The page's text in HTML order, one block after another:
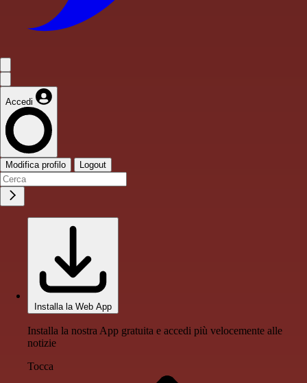
Accedi
Modifica profilo Logout
Installa la Web App
Installa la nostra App gratuita e accedi più velocemente alle
notizie
Tocca